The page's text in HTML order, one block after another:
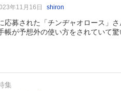
年11月16日 shiron
応募された「チンヂャオロース」さ
帳が予想外の使い方をされていて驚
集